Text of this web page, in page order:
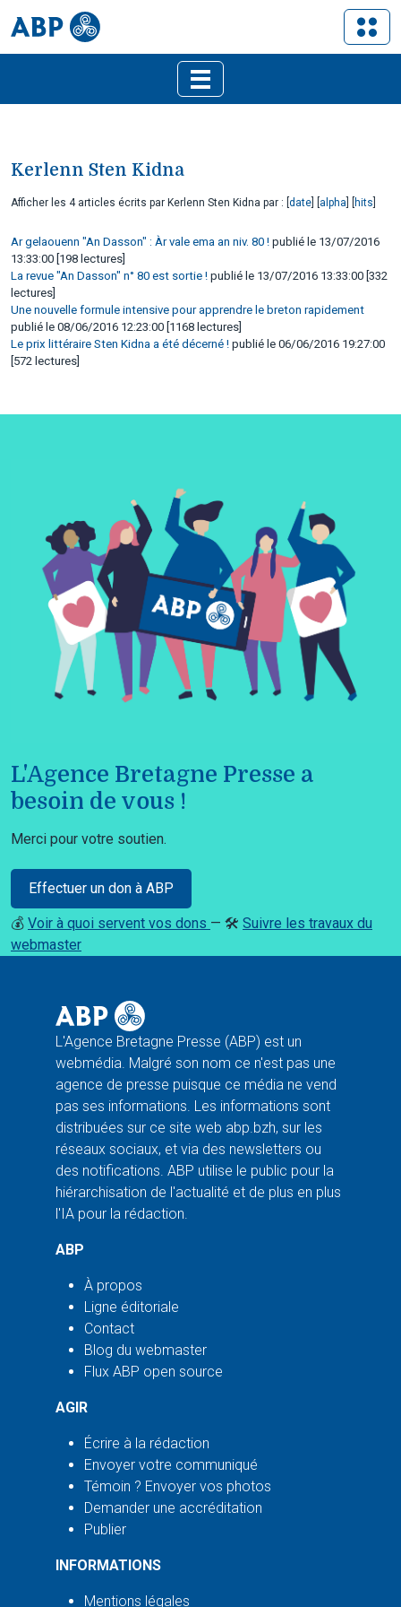
Kerlenn Sten Kidna
Afficher les 4 articles écrits par Kerlenn Sten Kidna par : [ date alpha hits
Ar gelaouenn "An Dasson" : Àr vale ema an niv. 80 ! publié le 13/07/2016
13:33:00 [198 lectures]
La revue "An Dasson" n° 80 est sortie ! publié le 13/07/2016 13:33:00 [332
lectures]
Une nouvelle formule intensive pour apprendre le breton rapidement
publié le 08/06/2016 12:23:00 [1168 lectures]
Le prix littéraire Sten Kidna a été décerné ! publié le 06/06/2016 19:27:00
[572 lectures]
L'Agence Bretagne Presse a
besoin de vous !
Merci pour votre soutien.
Effectuer un don à ABP
💰 Voir à quoi servent vos dons — 🛠️ Suivre les travaux du
webmaster
L'Agence Bretagne Presse (ABP) est un
webmédia. Malgré son nom ce n'est pas une
agence de presse puisque ce média ne vend
pas ses informations. Les informations sont
distribuées sur ce site web abp.bzh, sur les
réseaux sociaux, et via des newsletters ou
des notifications. ABP utilise le public pour la
hiérarchisation de l'actualité et de plus en plus
l'IA pour la rédaction.
ABP
À propos
Ligne éditoriale
Contact
Blog du webmaster
Flux ABP open source
AGIR
Écrire à la rédaction
Envoyer votre communiqué
Témoin ? Envoyer vos photos
Demander une accréditation
Publier
INFORMATIONS
Mentions légales